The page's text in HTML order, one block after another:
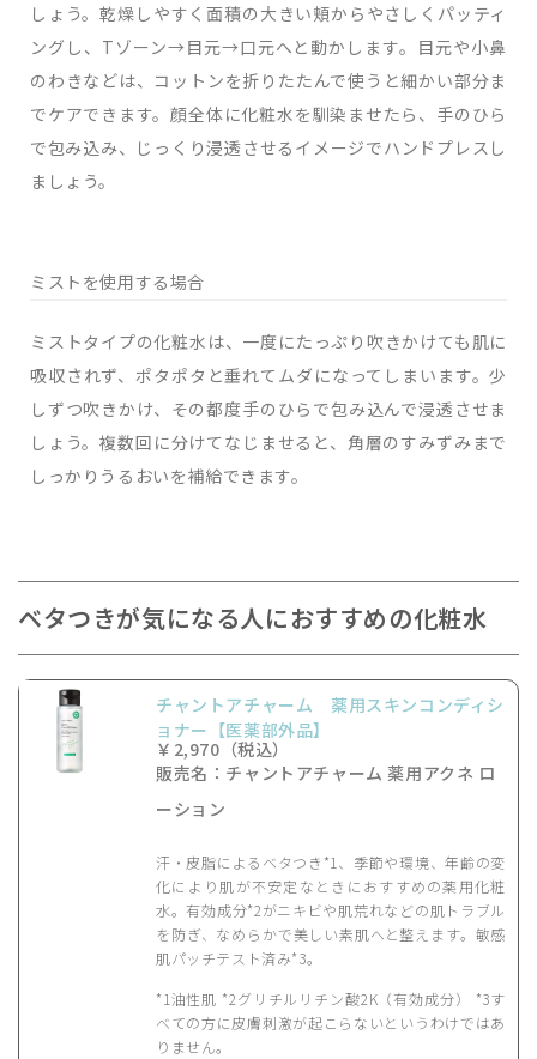
しょう。乾燥しやすく面積の大きい頬からやさしくパッティ
ングし、Tゾーン→目元→口元へと動かします。目元や小鼻
のわきなどは、コットンを折りたたんで使うと細かい部分ま
でケアできます。顔全体に化粧水を馴染ませたら、手のひら
で包み込み、じっくり浸透させるイメージでハンドプレスし
ましょう。
ミストを使用する場合
ミストタイプの化粧水は、一度にたっぷり吹きかけても肌に
吸収されず、ポタポタと垂れてムダになってしまいます。少
しずつ吹きかけ、その都度手のひらで包み込んで浸透させま
しょう。複数回に分けてなじませると、角層のすみずみまで
しっかりうるおいを補給できます。
ベタつきが気になる人におすすめの化粧水
チャントアチャーム 薬用スキンコンディシ
ョナー【医薬部外品】
￥2,970（税込）
販売名：チャントアチャーム 薬用アクネ ロ
ーション
汗・皮脂によるベタつき*1、季節や環境、年齢の変
化により肌が不安定なときにおすすめの薬用化粧
水。有効成分*2がニキビや肌荒れなどの肌トラブル
を防ぎ、なめらかで美しい素肌へと整えます。敏感
肌パッチテスト済み*3。
*1油性肌 *2グリチルリチン酸2K（有効成分） *3す
べての方に皮膚刺激が起こらないというわけではあ
りません。